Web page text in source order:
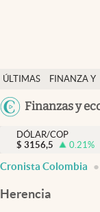
ÚLTIMAS
NOTICIAS
FINANZA Y
Finanzas y
Salud y nutrición
Vida espiritual
Actualidad
DÓLAR/COP
$ 3156,5 0.21%
Cronista Colombia
Herencia